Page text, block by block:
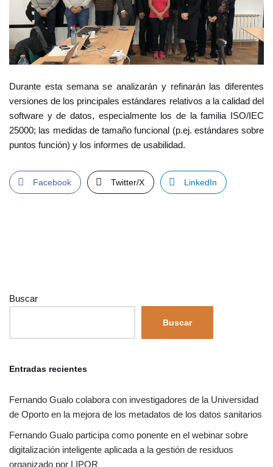
Durante esta semana se analizarán y refinarán las diferentes
versiones de los principales estándares relativos a la calidad del
software y de datos, especialmente los de la familia ISO/IEC
25000; las medidas de tamaño funcional (p.ej. estándares sobre
puntos función) y los informes de usabilidad.
Facebook Twitter/X LinkedIn
Buscar
Buscar
Entradas recientes
Fernando Gualo colabora con investigadores de la Universidad
de Oporto en la mejora de los metadatos de los datos sanitarios
Fernando Gualo participa como ponente en el webinar sobre
digitalización inteligente aplicada a la gestión de residuos
organizado por LIPOR